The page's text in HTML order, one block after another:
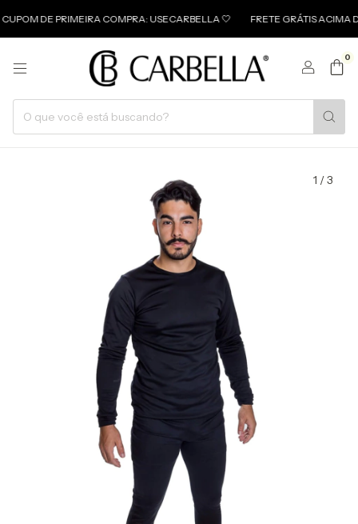
DE PRIMEIRA COMPRA: USECARBELLA 🤍 FRETE GRÁTIS ACIMA DE 499
0
1 /3